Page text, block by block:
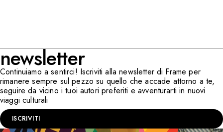
newsletter
Continuiamo a sentirci! Iscriviti alla newsletter di Frame per
rimanere sempre sul pezzo su quello che accade attorno a te,
seguire da vicino i tuoi autori preferiti e avventurarti in nuovi
viaggi culturali
ISCRIVITI